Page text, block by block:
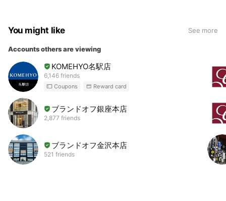
You might like See more
Accounts others are viewing
KOMEHYO名駅店
6,146 friends
Coupons Reward card
ブランドオフ銀座本店
2,877 friends
ブランドオフ金沢本店
521 friends